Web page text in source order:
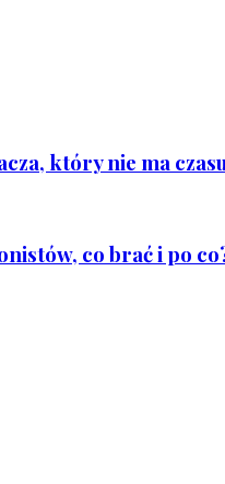
który nie ma czasu
co brać i po